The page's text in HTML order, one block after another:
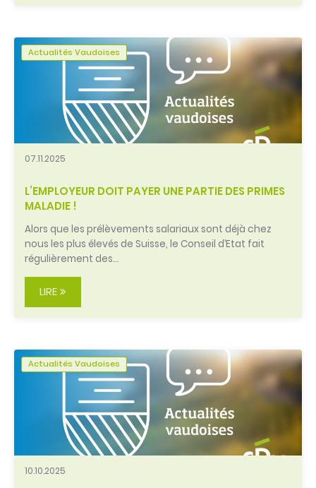
Actualités Vaudoises
07.11.2025
L’EMPLOYEUR DOIT PAYER UNE PARTIE DES PRIMES
MALADIE !
Alors que les prélèvements salariaux sont déjà chez
nous les plus élevés de Suisse, le Conseil d’Etat fait
régulièrement des…
LIRE
Actualités Vaudoises
10.10.2025